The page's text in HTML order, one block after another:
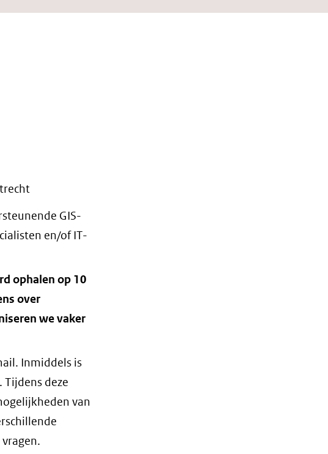
GIS-
en/of IT-
ophalen op 10
over
we vaker
Inmiddels is
deze
van